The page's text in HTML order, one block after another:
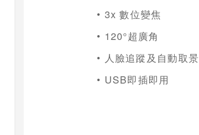
• 3x數位變焦
• 120°超廣角
• 人臉追蹤及自動取景
• USB即插即用